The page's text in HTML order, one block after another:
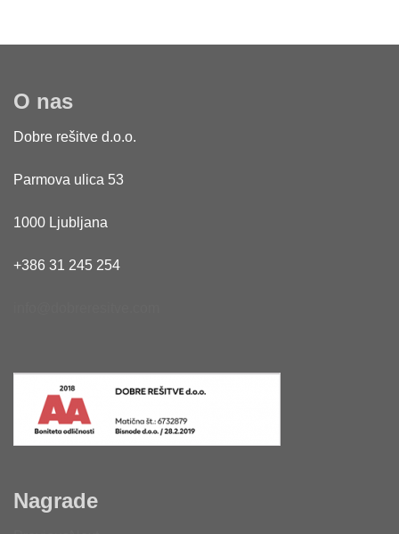
O nas
Dobre rešitve d.o.o.
Parmova ulica 53
1000 Ljubljana
+386 31 245 254
Nagrade